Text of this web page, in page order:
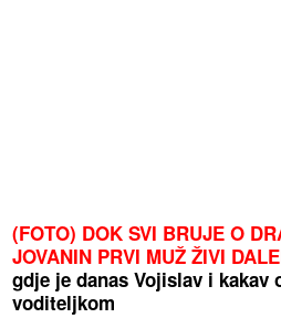
(FOTO) DOK SVI BRUJE O
JOVANIN PRVI MUŽ ŽIVI
gdje je danas Vojislav i kakav
voditeljkom